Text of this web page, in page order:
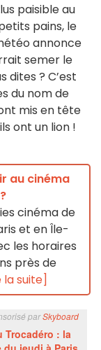
paisible au
pains, le
annonce
semer le
dites ? C’est
du nom de
mis en tête
ont un lion !
au cinéma
cinéma de
et en Île-
les horaires
près de
la suite]